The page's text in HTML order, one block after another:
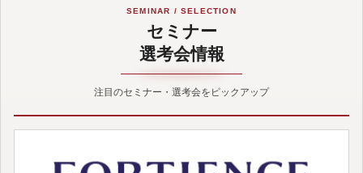
SEMINAR / SELECTION
セミナー
選考会情報
注目のセミナー・選考会をピックアップ